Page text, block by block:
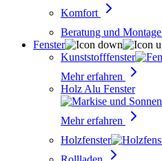
Komfort
Beratung und Montage
Fenster
Kunststofffenster
Mehr erfahren
Holz Alu Fenster
Mehr erfahren
Holzfenster